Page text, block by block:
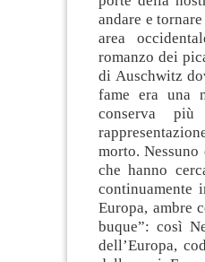
andare e
area
romanzo dei
di Auschwitz
fame era una
conserva
morto.
che hanno
continuamente
Europa, ambre
buque”: così
dell’Europa,